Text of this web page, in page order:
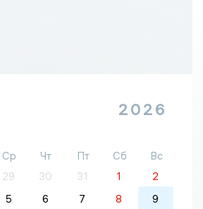
2026
Ср Чт Пт Сб
Вс
29 30 31 1
2
5 6 7 8
9